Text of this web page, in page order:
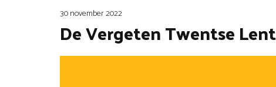
30 november 2022
De Vergeten Twentse